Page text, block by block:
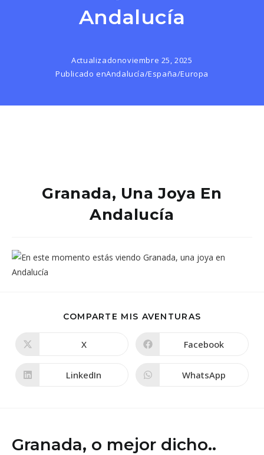
Andalucía
Actualizadonoviembre 25, 2025
Publicado enAndalucía/España/Europa
Granada, Una Joya En
Andalucía
COMPARTE MIS AVENTURAS
CONTENIDO
una
nueva
X Se
una
nueva
Facebook
Se
LinkedIn Se
WhatsApp
Granada, o mejor dicho..